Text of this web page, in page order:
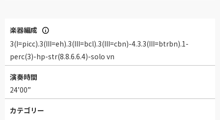
楽器編成
3(I=picc).3(III=eh).3(III=bcl).3(III=cbn)-4.3.3(III=btrbn).1-
perc(3)-hp-str(8.8.6.6.4)-solo vn
演奏時間
24’00”
カテゴリー